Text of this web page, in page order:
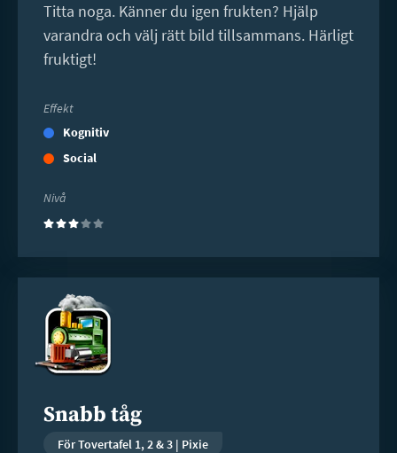
Titta noga. Känner du igen frukten? Hjälp
varandra och välj rätt bild tillsammans. Härligt
fruktigt!
Effekt
Kognitiv
Social
Nivå
(3)
Snabb tåg
För Tovertafel 1, 2 & 3 | Pixie
mer